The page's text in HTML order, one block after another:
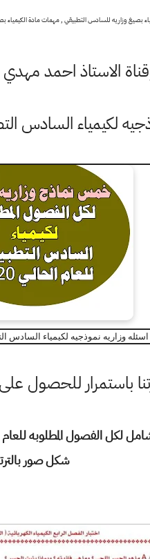
بصيغ وزاريه للسادس التطبيقي , مهمات مادة الكيمياء
الاستاذ احمد
السادس التطبيقي
وزاريه نموذجيه لكيمياء السادس
باستمرار
شكل صور